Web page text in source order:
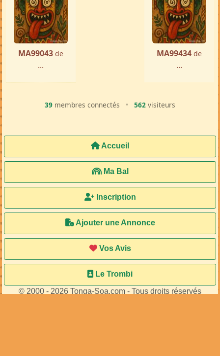
MA99043 de
...
MA99434 de
...
39 membres connectés • 562 visiteurs
Accueil
Ma Bal
Inscription
Ajouter une Annonce
Vos Avis
Le Trombi
© 2000 - 2026 Tonga-Soa.com - Tous droits réservés